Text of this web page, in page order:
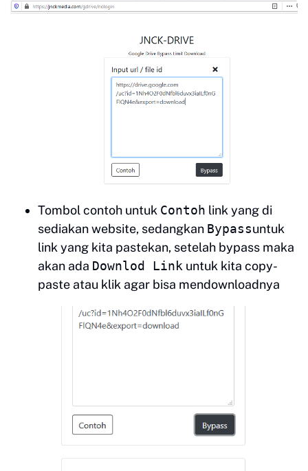
Tombol contoh untuk Contoh link yang di
sediakan website, sedangkan Bypassuntuk
link yang kita pastekan, setelah bypass maka
akan ada Downlod Link untuk kita copy-
paste atau klik agar bisa mendownloadnya